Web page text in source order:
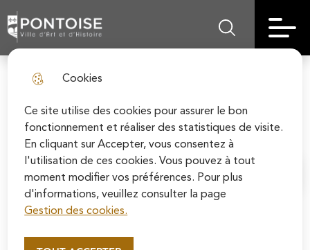
Cookies
Ce site utilise des cookies pour assurer le bon
fonctionnement et réaliser des statistiques de visite.
En cliquant sur Accepter, vous consentez à
l'utilisation de ces cookies. Vous pouvez à tout
moment modifier vos préférences. Pour plus
d'informations, veuillez consulter la page
Gestion des cookies.
to
menu
Skip to
search
Skip to
site map
Pontoise | Ville d'art et d'histoireMenu principalRechercher sur
Associations de quartier
Accueil
Représenter les habitants du quartier du Chou,